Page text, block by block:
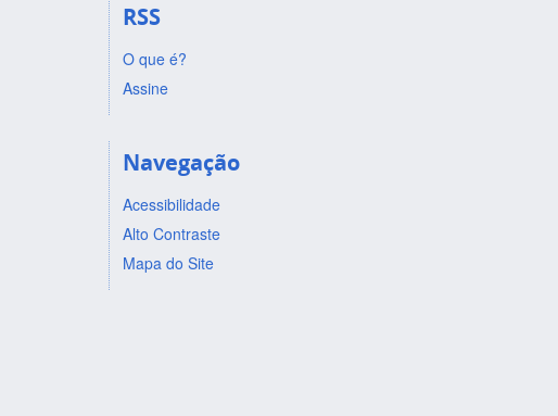
RSS
O que é?
Assine
Navegação
Acessibilidade
Alto Contraste
Mapa do Site